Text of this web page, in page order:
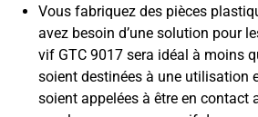
Vous fabriquez des pièces
avez besoin d’une solution pour
vif GTC 9017 sera idéal à moins
soient destinées à une utilisation
soient appelées à être en contact